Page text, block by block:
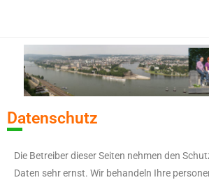
Datenschutz
Die Betreiber dieser Seiten nehmen den
Daten sehr ernst. Wir behandeln Ihre